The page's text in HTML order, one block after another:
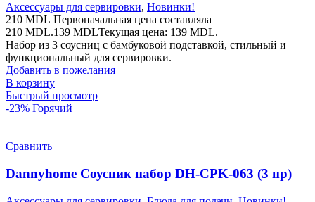
Аксессуары для сервировки, Новинки!
210MDL Первоначальная цена составляла
210 MDL.139 MDLТекущая цена: 139 MDL.
Набор из 3 соусниц с бамбуковой подставкой, стильный и
функциональный для сервировки.
Добавить в пожелания
В корзину
Быстрый просмотр
-23% Горячий
Сравнить
Dannyhome Соусник набор DH-CPK-063 (3 пр)